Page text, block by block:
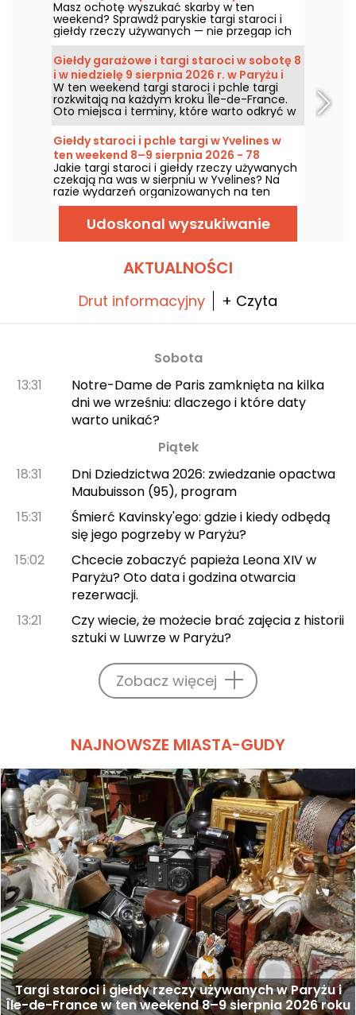
program weekendu
Masz ochotę wyszukać skarby w ten
weekend? Sprawdź paryskie targi staroci i
giełdy rzeczy używanych — nie przegap ich
w sobotę 8 i niedzielę 9 sierpnia 2026, aby
zgarnąć mnóstwo okazji.
Giełdy garażowe i targi staroci w sobotę 8
i w niedzielę 9 sierpnia 2026 r. w Paryżu i
Île-de-France – program na weekend
W ten weekend targi staroci i pchle targi
rozkwitają na każdym kroku Île-de-France.
Oto miejsca i terminy, które warto odkryć w
sobotę 8 i niedzielę 9 sierpnia 2026 roku, aby
polować na okazje, przeglądać stragany i
być może natrafić na prawdziwą perełkę.
Giełdy staroci i pchle targi w Yvelines w
ten weekend 8–9 sierpnia 2026 - 78
Jakie targi staroci i giełdy rzeczy używanych
czekają na was w sierpniu w Yvelines? Na
razie wydarzeń organizowanych na ten
pierwszy weekend jest niewiele, oto co czeka
was 8 i 9 sierpnia 2026 roku.
Udoskonal wyszukiwanie
AKTUALNOŚCI
Drut informacyjny + Czyta
Sobota
13:31
Notre-Dame de Paris zamknięta na kilka
dni we wrześniu: dlaczego i które daty
warto unikać?
Piątek
18:31
Dni Dziedzictwa 2026: zwiedzanie opactwa
Maubuisson (95), program
15:31
Śmierć Kavinsky'ego: gdzie i kiedy odbędą
się jego pogrzeby w Paryżu?
15:02
Chcecie zobaczyć papieża Leona XIV w
Paryżu? Oto data i godzina otwarcia
rezerwacji.
13:21
Czy wiecie, że możecie brać zajęcia z historii
sztuki w Luwrze w Paryżu?
Zobacz więcej
NAJNOWSZE MIASTA-GUDY
Targi staroci i giełdy rzeczy używanych w Paryżu i
Île-de-France w ten weekend 8–9 sierpnia 2026 roku